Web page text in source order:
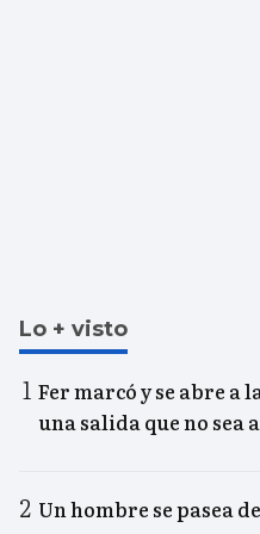
Lo + visto
Fer marcó y se abre a
una salida que no sea
Un hombre se pasea